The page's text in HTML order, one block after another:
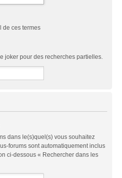
de ces termes
joker pour des recherches partielles.
dans le(s)quel(s) vous souhaitez
forums sont automatiquement inclus
ci-dessous « Rechercher dans les